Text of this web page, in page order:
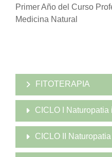
Primer Año del Curso
Medicina Natural
FITOTERAPIA
CICLO I Naturopatia i
CICLO II Naturopatia